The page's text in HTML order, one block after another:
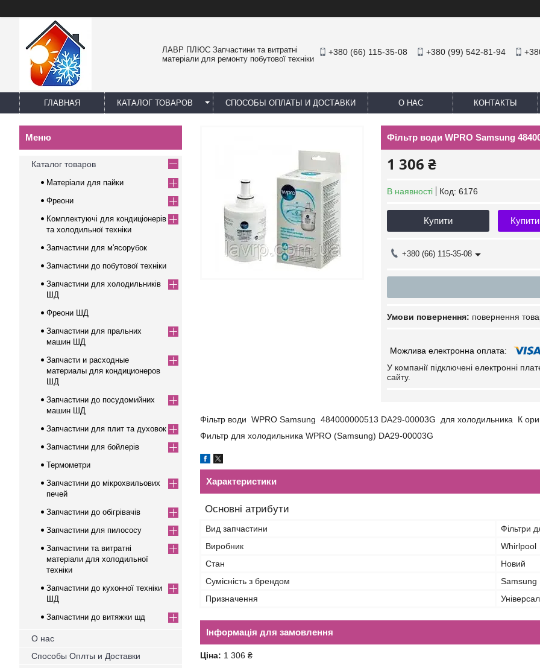
ЛАВР ПЛЮС Запчастини та витратні
матеріали для ремонту побутової техніки
+380 (66) 115-35-08 +380 (99) 542-81-94
ГЛАВНАЯ КАТАЛОГ ТОВАРОВ СПОСОБЫ ОПЛАТЫ И ДОСТАВКИ О НАС КОНТАКТЫ
Фільтр води WPRO Samsung
1 306 ₴
В наявності Код: 6176
Купити
+380 (66) 115-35-08
повернення
У компанії підключені електронні
сайту.
Фільтр води WPRO Samsung 484000000513 DA29-00003G для холодильника К
Фильтр для холодильника WPRO (Samsung) DA29-00003G
Характеристики
Основні атрибути
Вид запчастини
Фільтри
Виробник
Whirlpool
Стан
Новий
Сумісність з брендом
Samsung
Призначення
Інформація для замовлення
Ціна: 1 306 ₴
Каталог товаров
Матеріали для пайки
Фреони
Комплектуючі для кондиціонерів
та холодильної техніки
Запчастини для м'ясорубок
Запчастини до побутової техніки
Запчастини для холодильників
ШД
Фреони ШД
Запчастини для пральних
машин ШД
Запчасти и расходные
материалы для кондиционеров
ШД
Запчастини до посудомийних
машин ШД
Запчастини для плит та духовок
Запчастини для бойлерів
Термометри
Запчастини до мікрохвильових
печей
Запчастини до обігрівачів
Запчастини для пилососу
Запчастини та витратні
матеріали для холодильної
техніки
Запчастини до кухонної техніки
ШД
Запчастини до витяжки шд
О нас
Способы Оплты и Доставки